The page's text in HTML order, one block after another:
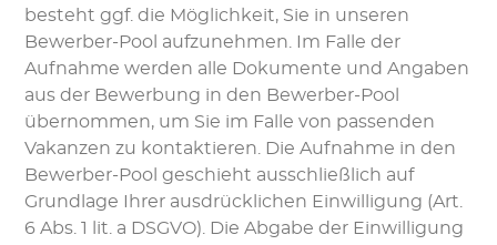
besteht ggf. die Möglichkeit, Sie in unseren
Bewerber-Pool aufzunehmen. Im Falle der
Aufnahme werden alle Dokumente und Angaben
aus der Bewerbung in den Bewerber-Pool
übernommen, um Sie im Falle von passenden
Vakanzen zu kontaktieren. Die Aufnahme in den
Bewerber-Pool geschieht ausschließlich auf
Grundlage Ihrer ausdrücklichen Einwilligung (Art.
6 Abs. 1 lit. a DSGVO). Die Abgabe der Einwilligung